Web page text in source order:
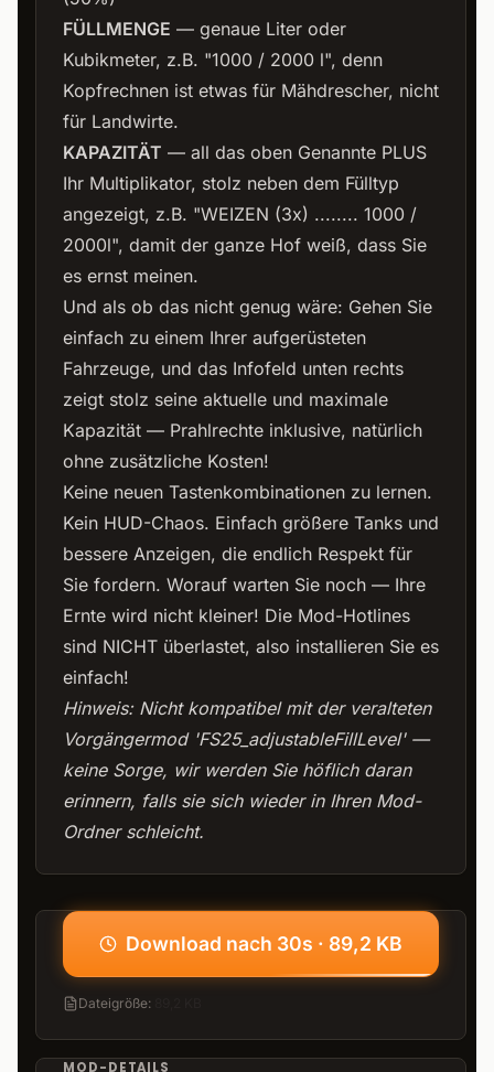
FÜLLMENGE — genaue Liter oder
Kubikmeter, z.B. "1000 / 2000 l", denn
Kopfrechnen ist etwas für Mähdrescher, nicht
für Landwirte.
KAPAZITÄT — all das oben Genannte PLUS
Ihr Multiplikator, stolz neben dem Fülltyp
angezeigt, z.B. "WEIZEN (3x) ........ 1000 /
2000l", damit der ganze Hof weiß, dass Sie
es ernst meinen.
Und als ob das nicht genug wäre: Gehen Sie
einfach zu einem Ihrer aufgerüsteten
Fahrzeuge, und das Infofeld unten rechts
zeigt stolz seine aktuelle und maximale
Kapazität — Prahlrechte inklusive, natürlich
ohne zusätzliche Kosten!
Keine neuen Tastenkombinationen zu lernen.
Kein HUD-Chaos. Einfach größere Tanks und
bessere Anzeigen, die endlich Respekt für
Sie fordern. Worauf warten Sie noch — Ihre
Ernte wird nicht kleiner! Die Mod-Hotlines
sind NICHT überlastet, also installieren Sie es
einfach!
Hinweis: Nicht kompatibel mit der veralteten
Vorgängermod 'FS25_adjustableFillLevel' —
keine Sorge, wir werden Sie höflich daran
erinnern, falls sie sich wieder in Ihren Mod-
Ordner schleicht.
Download nach 30s · 89,2 KB
Dateigröße:
MOD-DETAILS